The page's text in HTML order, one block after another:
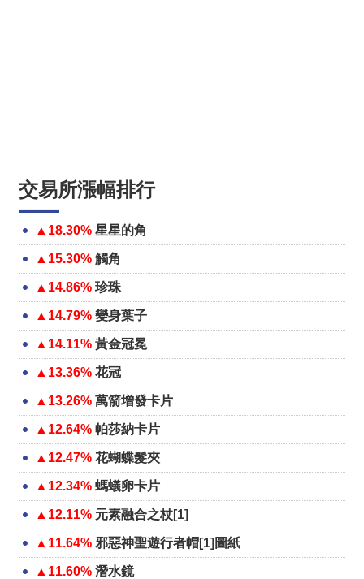
交易所漲幅排行
▲18.30% 星星的角
▲15.30% 觸角
▲14.86% 珍珠
▲14.79% 變身葉子
▲14.11% 黃金冠冕
▲13.36% 花冠
▲13.26% 萬箭增發卡片
▲12.64% 帕莎納卡片
▲12.47% 花蝴蝶髮夾
▲12.34% 螞蟻卵卡片
▲12.11% 元素融合之杖[1]
▲11.64% 邪惡神聖遊行者帽[1]圖紙
▲11.60% 潛水鏡